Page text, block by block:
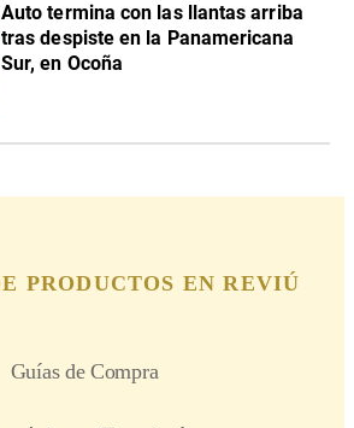
Auto termina con las llantas arriba
tras despiste en la Panamericana
Sur, en Ocoña